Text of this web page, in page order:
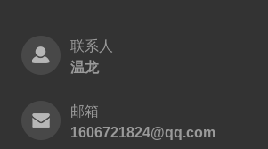
联系人
温龙
邮箱
1606721824@qq.com